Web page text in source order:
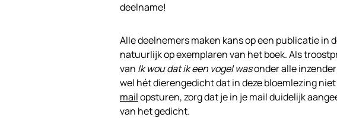
deelname!
Alle deelnemers maken kans op een publicatie in
natuurlijk op exemplaren van het boek. Als
van Ik wou dat ik een vogel wasonder alle
wel hét dierengedicht dat in deze bloemlezing
mailopsturen, zorg dat je in je mail duidelijk
van het gedicht.